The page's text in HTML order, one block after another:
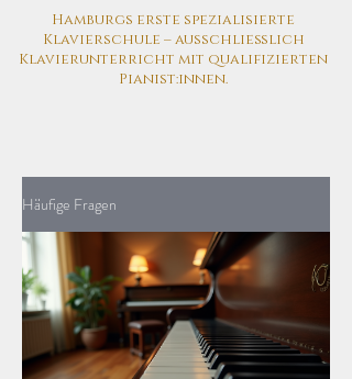
Hamburgs erste spezialisierte
Klavierschule – ausschließlich
Klavierunterricht mit qualifizierten
Pianist:innen.
Häufige Fragen